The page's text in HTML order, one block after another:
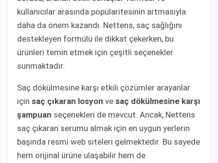
kullanıcılar arasında popülaritesinin artmasıyla
daha da önem kazandı. Nettens, saç sağlığını
destekleyen formülü ile dikkat çekerken, bu
ürünleri temin etmek için çeşitli seçenekler
sunmaktadır.
Saç dökülmesine karşı etkili çözümler arayanlar
için saç çıkaran losyon ve saç dökülmesine karşı
şampuan seçenekleri de mevcut. Ancak, Nettens
saç çıkaran serumu almak için en uygun yerlerin
başında resmi web siteleri gelmektedir. Bu sayede
hem orijinal ürüne ulaşabilir hem de